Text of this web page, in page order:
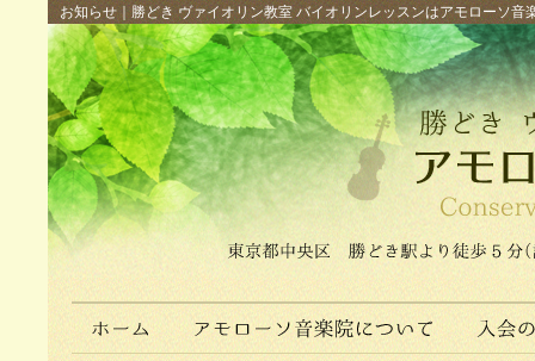
お知らせ｜勝どき ヴァイオリン教室 バイオリンレッスンはアモローソ